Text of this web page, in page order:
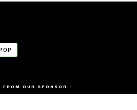
FROM OUR SPONSOR -